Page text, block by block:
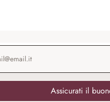
mail
Assicurati il